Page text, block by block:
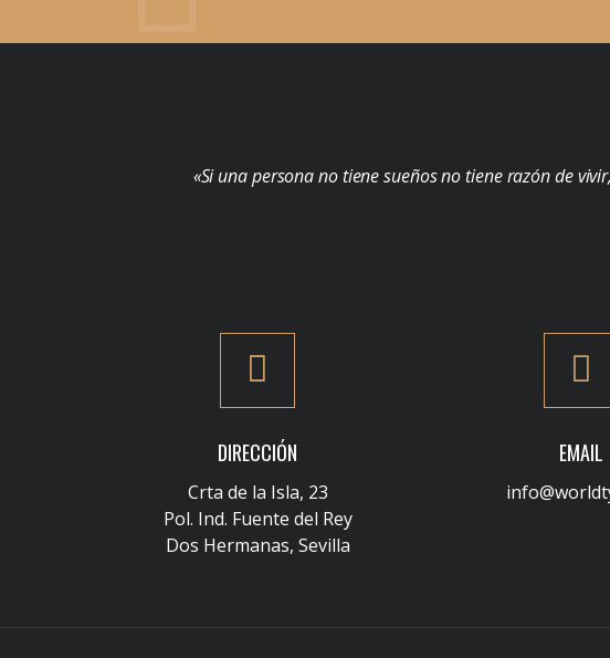
«Si una persona no tiene sueños no tiene razón de
DIRECCIÓN
Crta de la Isla, 23
Pol. Ind. Fuente del Rey
Dos Hermanas, Sevilla
EMAIL